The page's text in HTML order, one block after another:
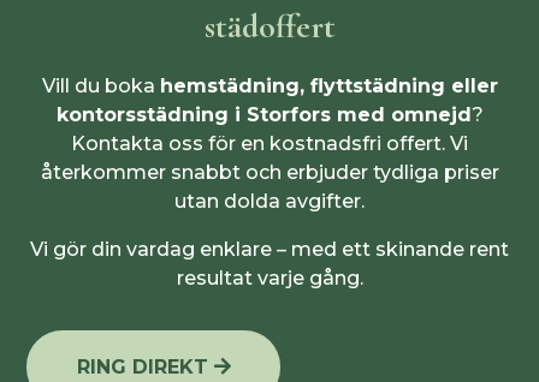
städoffert
Vill du boka hemstädning, flyttstädning eller
kontorsstädning i Storfors med omnejd?
Kontakta oss för en kostnadsfri offert. Vi
återkommer snabbt och erbjuder tydliga priser
utan dolda avgifter.
Vi gör din vardag enklare – med ett skinande rent
resultat varje gång.
RING DIREKT